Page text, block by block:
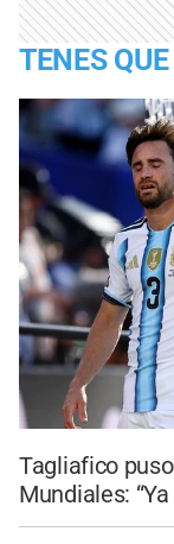
TENES
Tagliafico
Mundiales: